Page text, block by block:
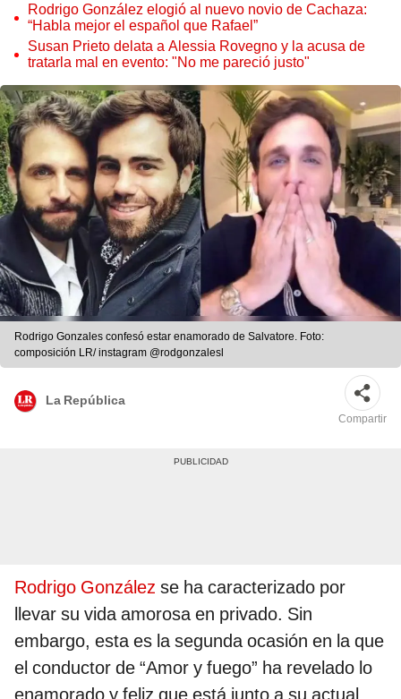
Rodrigo González elogió al nuevo novio de Cachaza:
“Habla mejor el español que Rafael”
Susan Prieto delata a Alessia Rovegno y la acusa de
tratarla mal en evento: "No me pareció justo"
Rodrigo Gonzales confesó estar enamorado de Salvatore. Foto:
composición LR/ instagram @rodgonzalesl
La República
Compartir
Rodrigo González se ha caracterizado por
llevar su vida amorosa en privado. Sin
embargo, esta es la segunda ocasión en la que
el conductor de “Amor y fuego” ha revelado lo
enamorado y feliz que está junto a su actual